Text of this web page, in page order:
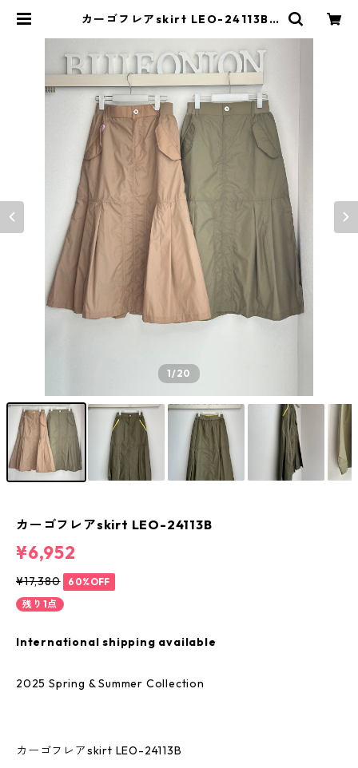
カーゴフレアskirt LEO-24113B |
1/20
カーゴフレアskirt LEO-24113B
¥6,952
¥17,380
60%OFF
残り1点
International shipping available
2025 Spring & Summer Collection
カーゴフレアskirt LEO-24113B